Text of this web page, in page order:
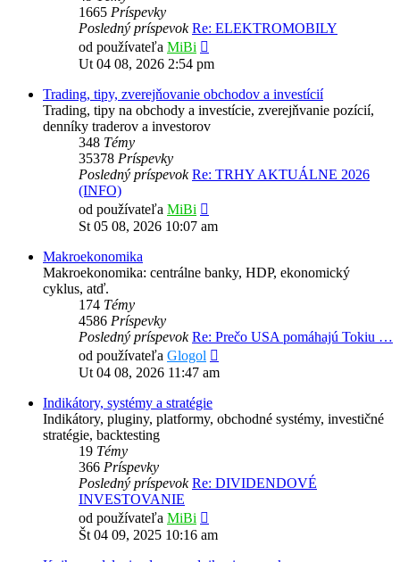
1665 Príspevky
Posledný príspevok Re: ELEKTROMOBILY
od používateľa MiBi
posledný
Ut 04 08, 2026 2:54 pm
Trading, tipy, zverejňovanie obchodov a investícií
Trading, tipy na obchody a investície, zverejňvanie pozícií,
denníky traderov a investorov
348 Témy
35378 Príspevky
Posledný príspevok Re: TRHY AKTUÁLNE 2026
(INFO)
od používateľa MiBi
posledný
St 05 08, 2026 10:07 am
Makroekonomika
Makroekonomika: centrálne banky, HDP, ekonomický
cyklus, atď.
174 Témy
4586 Príspevky
Posledný príspevok Re: Prečo USA pomáhajú Tokiu …
od používateľa Glogol
posledný
Ut 04 08, 2026 11:47 am
Indikátory, systémy a stratégie
Indikátory, pluginy, platformy, obchodné systémy, investičné
stratégie, backtesting
19 Témy
366 Príspevky
Posledný príspevok Re: DIVIDENDOVÉ
INVESTOVANIE
od používateľa MiBi
posledný
Št 04 09, 2025 10:16 am